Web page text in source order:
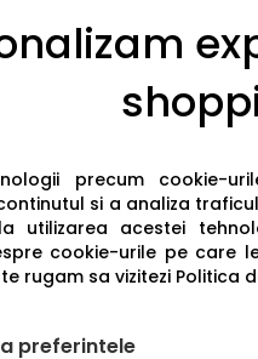
precum cookie-
si a analiza
utilizarea acestei
cookie-urile pe care
rugam sa vizitezi Politica
preferintele
250 coli (tava
USB, Wi-Fi si
512 MB